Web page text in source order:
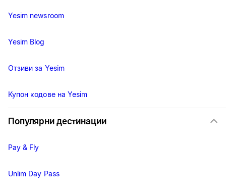
Yesim newsroom
Yesim Blog
Отзиви за Yesim
Купон кодове на Yesim
Популярни дестинации
Pay & Fly
Unlim Day Pass